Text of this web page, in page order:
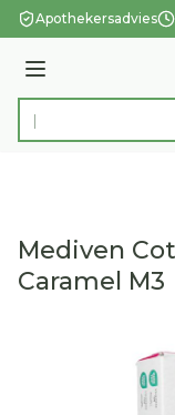
Ga naar de inhoud
Apothekersadvies
Menu
Product, merk,
Mediven
Caramel M3